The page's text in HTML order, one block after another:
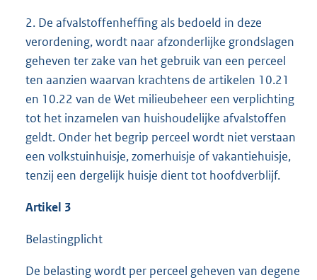
2. De afvalstoffenheffing als bedoeld in deze
verordening, wordt naar afzonderlijke grondslagen
geheven ter zake van het gebruik van een perceel
ten aanzien waarvan krachtens de artikelen 10.21
en 10.22 van de Wet milieubeheer een verplichting
tot het inzamelen van huishoudelijke afvalstoffen
geldt. Onder het begrip perceel wordt niet verstaan
een volkstuinhuisje, zomerhuisje of vakantiehuisje,
tenzij een dergelijk huisje dient tot hoofdverblijf.
Artikel 3
Belastingplicht
De belasting wordt per perceel geheven van degene